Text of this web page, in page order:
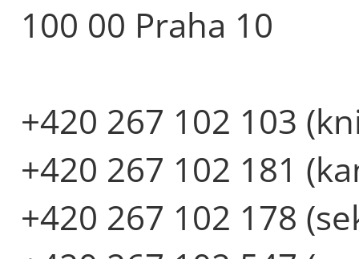
100 00 Praha 10
+420 267 102 103
+420 267 102 181
+420 267 102 178